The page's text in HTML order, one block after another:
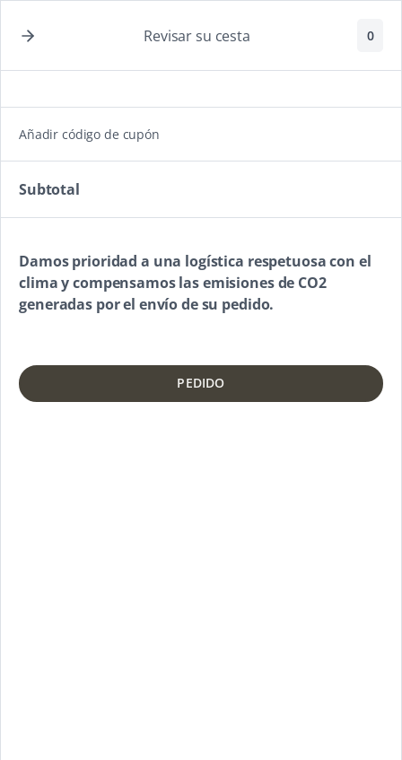
Revisar su cesta 0
Añadir código de cupón
Subtotal
Damos prioridad a una logística respetuosa con el
clima y compensamos las emisiones de CO2
generadas por el envío de su pedido.
PEDIDO